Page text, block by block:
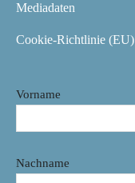
Mediadaten
Cookie-Richtlinie (EU)
Vorname
Nachname